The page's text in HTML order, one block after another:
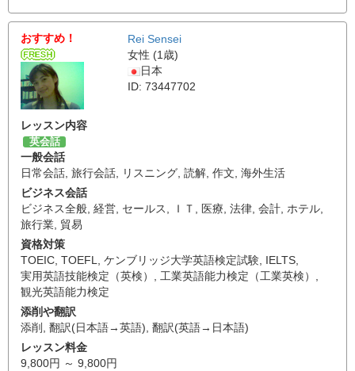
おすすめ！
Rei Sensei
女性 (1歳)
日本
ID: 73447702
レッスン内容
英会話
一般会話
日常会話 旅行会話 リスニング 読解 作文 海外生活
ビジネス会話
ビジネス全般 経営 セールス ＩＴ 医療 法律 会計 ホテル
旅行業 貿易
資格対策
TOEIC TOEFL ケンブリッジ大学英語検定試験 IELTS
実用英語技能検定（英検）
工業英語能力検定（工業英検）
観光英語能力検定
添削や翻訳
添削
翻訳(日本語→英語) 翻訳(英語→日本語)
レッスン料金
9,800円 ～ 9,800円